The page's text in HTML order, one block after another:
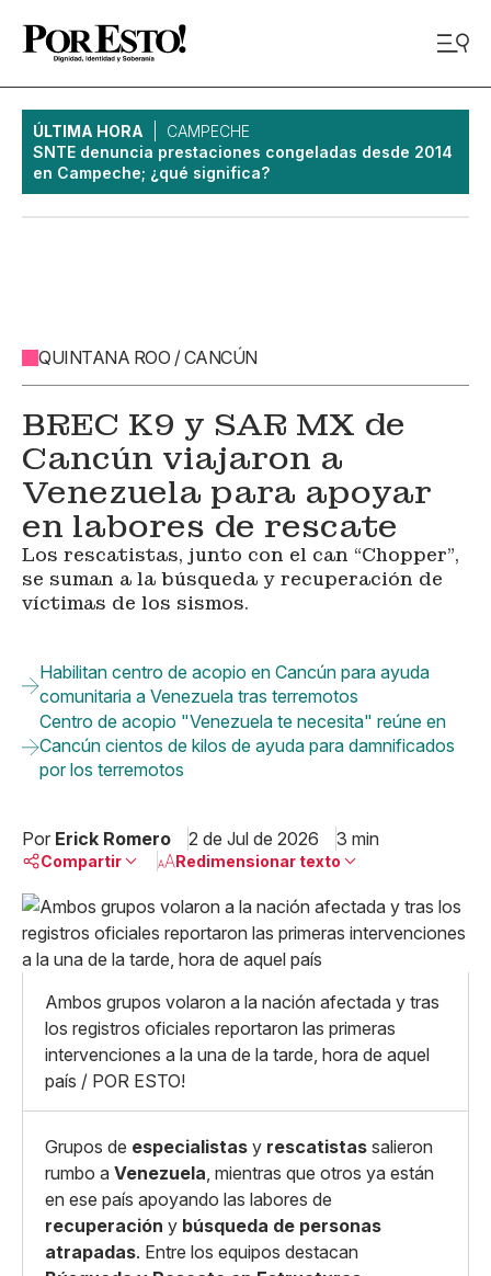
ÚLTIMA HORA
CAMPECHE
SNTE denuncia prestaciones congeladas desde 2014
en Campeche; ¿qué significa?
QUINTANA ROO / CANCÚN
BREC K9 y SAR MX de
Cancún viajaron a
Venezuela para apoyar
en labores de rescate
Los rescatistas, junto con el can “Chopper”,
se suman a la búsqueda y recuperación de
víctimas de los sismos.
Habilitan centro de acopio en Cancún para ayuda
comunitaria a Venezuela tras terremotos
Centro de acopio "Venezuela te necesita" reúne en
Cancún cientos de kilos de ayuda para damnificados
por los terremotos
Por Erick Romero 2 de Jul de 2026 3 min
Compartir
Linkedin
X
Whatsapp
Copiar enlace
Redimensionar texto
Pequeño
Mediano
Grande
Ambos grupos volaron a la nación afectada y tras
los registros oficiales reportaron las primeras
intervenciones a la una de la tarde, hora de aquel
país / POR ESTO!
Grupos de especialistas y rescatistas salieron
rumbo a Venezuela, mientras que otros ya están
en ese país apoyando las labores de
recuperación y búsqueda de personas
atrapadas. Entre los equipos destacan